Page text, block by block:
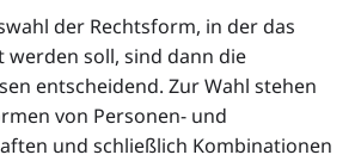
der Rechtsform, in der das
werden soll, sind dann die
entscheidend. Zur Wahl stehen
von Personen- und
und schließlich Kombinationen